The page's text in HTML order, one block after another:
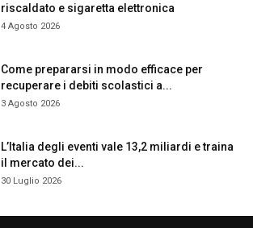
riscaldato e sigaretta elettronica
4 Agosto 2026
Come prepararsi in modo efficace per
recuperare i debiti scolastici a...
3 Agosto 2026
L’Italia degli eventi vale 13,2 miliardi e traina
il mercato dei...
30 Luglio 2026